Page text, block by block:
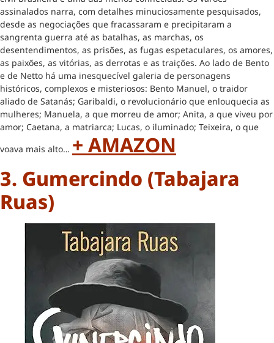
assinalados narra, com detalhes minuciosamente pesquisados,
desde as negociações que fracassaram e precipitaram a
sangrenta guerra até as batalhas, as marchas, os
desentendimentos, as prisões, as fugas espetaculares, os amores,
as paixões, as vitórias, as derrotas e as traições. Ao lado de Bento
e de Netto há uma inesquecível galeria de personagens
históricos, complexos e misteriosos: Bento Manuel, o traidor
aliado de Satanás; Garibaldi, o revolucionário que enlouquecia as
mulheres; Manuela, a que morreu de amor; Anita, a que viveu por
amor; Caetana, a matriarca; Lucas, o iluminado; Teixeira, o que
voava mais alto… + AMAZON
3. Gumercindo (Tabajara
Ruas)